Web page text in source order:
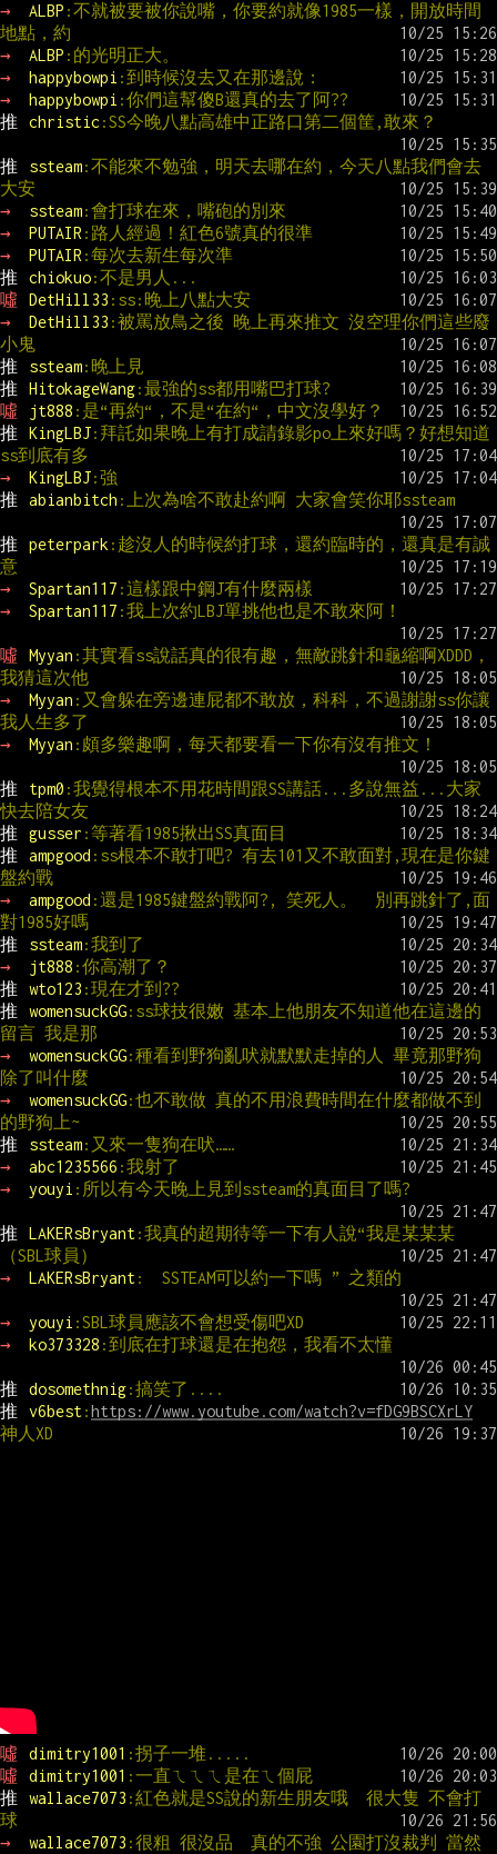
→
ALBP :不就被要被你說嘴，你要約就像1985一樣，開放時間
地點，約
→
ALBP :的光明正大。
→
happybowpi :到時候沒去又在那邊說：
→
happybowpi :你們這幫傻B還真的去了阿??
推
christic :SS今晚八點高雄中正路口第二個筐,敢來？
推 ssteam:不能來不勉強，明天去哪在約，今天八點我們會去
大安
→
ssteam:會打球在來，嘴砲的別來
→
PUTAIR :路人經過！紅色6號真的很準
→
PUTAIR :每次去新生每次準
推
chiokuo:不是男人...
噓
DetHill33 :ss:晚上八點大安
→
DetHill33 :被罵放鳥之後 晚上再來推文 沒空理你們這些廢
小鬼
推
ssteam:晚上見
推
HitokageWang:最強的ss都用嘴巴打球?
噓
jt888 :是“再約“，不是“在約“，中文沒學好？
推
KingLBJ:拜託如果晚上有打成請錄影po上來好嗎？好想知道
ss到底有多
→
KingLBJ:強
推
abianbitch :上次為啥不敢赴約啊 大家會笑你耶ssteam
推 peterpark :趁沒人的時候約打球，還約臨時的，還真是有誠
意
→
Spartan117 :這樣跟中鋼J有什麼兩樣
→
Spartan117 :我上次約LBJ單挑他也是不敢來阿！
噓 Myyan :其實看ss說話真的很有趣，無敵跳針和龜縮啊XDDD，
我猜這次他
→
Myyan :又會躲在旁邊連屁都不敢放，科科，不過謝謝ss你讓
我人生多了
→
Myyan :頗多樂趣啊，每天都要看一下你有沒有推文！
推 tpm0 :我覺得根本不用花時間跟SS講話...多說無益...大家
快去陪女友
推
gusser :等著看1985揪出SS真面目
推
ampgood :ss根本不敢打吧? 有去101又不敢面對,現在是你鍵
盤約戰
→
ampgood :還是1985鍵盤約戰阿?, 笑死人。　別再跳針了,面
對1985好嗎
推
ssteam:我到了
→
jt888 :你高潮了？
推
wto123 :現在才到??
推
womensuckGG:ss球技很嫩 基本上他朋友不知道他在這邊的
留言 我是那
→
womensuckGG:種看到野狗亂吠就默默走掉的人 畢竟那野狗
除了叫什麼
→
womensuckGG:也不敢做 真的不用浪費時間在什麼都做不到
的野狗上~
推
ssteam:又來一隻狗在吠……
→
abc1235566 :我射了
→
youyi :所以有今天晚上見到ssteam的真面目了嗎?
推 LAKERsBryant:我真的超期待等一下有人說“我是某某某
（SBL球員）
→
LAKERsBryant:  SSTEAM可以約一下嗎 ” 之類的
→ youyi :SBL球員應該不會想受傷吧XD
→
ko373328 :到底在打球還是在抱怨，我看不太懂
推 dosomethnig:搞笑了....
推
v6best:https://www.youtube.com/watch?v=fDG9BSCXrLY
神人XD
噓 dimitry1001 :拐子一堆.....
噓
dimitry1001 :一直ㄟㄟㄟ是在ㄟ個屁
推
wallace7073 :紅色就是SS說的新生朋友哦  很大隻 不會打
球
→
wallace7073 :很粗 很沒品  真的不強 公園打沒裁判 當然